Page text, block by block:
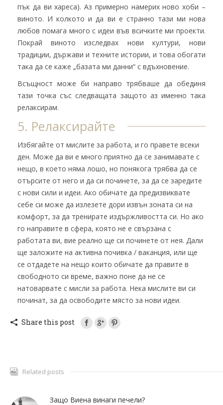
пък да ви хареса). Аз примерно намерих ново хоби –
виното. И колкото и да ви е странно тази ми нова
любов помага много с идеи във всичките ми проекти.
Покрай виното изследвах нови култури, нови
традиции, държави и техните истории, и това обогати
така да се каже „базата ми данни“ с вдъхновение.
Всъщност може би направо трябваше да обединя
тази точка със следващата защото аз именно така
релаксирам.
5. Релаксирайте
Избягайте от мислите за работа, и го правете всеки
ден. Може да ви е много приятно да се занимавате с
нещо, в което няма лошо, но понякога трябва да се
отърсите от него и да си починете, за да се заредите
с нови сили и идеи. Ако обичате да предизвиквате
себе си може да излезете дори извън зоната си на
комфорт, за да тренирате издържливостта си. Но ако
го направите в сфера, която не е свързана с
работата ви, вие реално ще си починете от нея. Дали
ще заложите на активна почивка / ваканция, или ще
се отдадете на нещо които обичате да правите в
свободното си време, важно поне да не се
натоварвате с мисли за работа. Нека мислите ви си
починат, за да освободите място за нови идеи.
Share this post
Related posts
Защо Виена винаги печели?